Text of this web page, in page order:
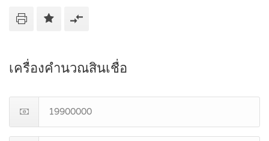
เครื่องคำนวณสินเชื่อ